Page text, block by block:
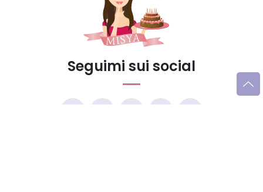
Seguimi sui social